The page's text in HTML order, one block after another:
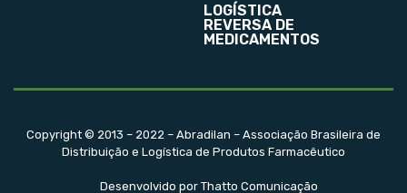
LOGÍSTICA
REVERSA DE
MEDICAMENTOS
Copyright © 2013 – 2022 – Abradilan – Associação Brasileira de
Distribuição e Logística de Produtos Farmacêutico
Desenvolvido por Thatto Comunicação